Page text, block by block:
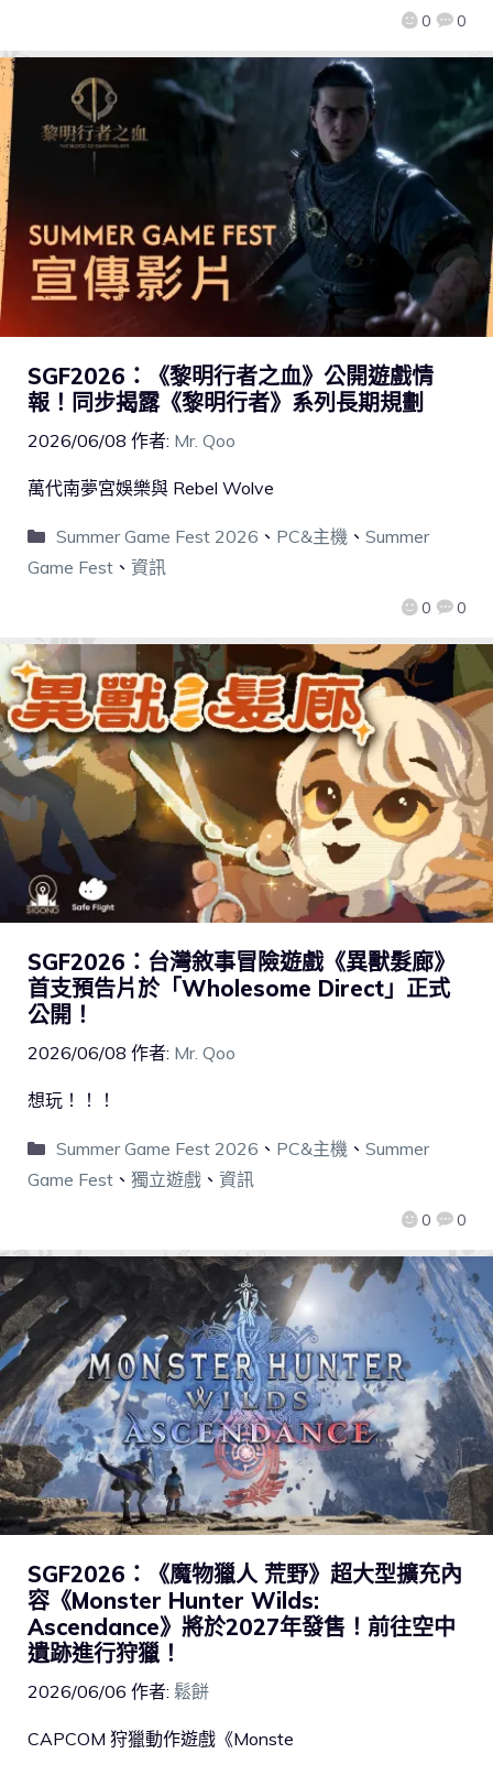
0 0
SGF2026：《黎明行者之血》公開遊戲情
報！同步揭露《黎明行者》系列長期規劃
2026/06/08 作者: Mr. Qoo
0 0
萬代南夢宮娛樂與 Rebel Wolve
Summer Game Fest 2026 、 PC&主機 、 Summer
Game Fest 、 資訊
SGF2026：台灣敘事冒險遊戲《異獸髮廊》
首支預告片於「Wholesome Direct」正式
公開！
2026/06/08 作者: Mr. Qoo
0 0
想玩！！！
Summer Game Fest 2026 、 PC&主機 、 Summer
Game Fest 、 獨立遊戲 、 資訊
SGF2026：《魔物獵人 荒野》超大型擴充內
容《Monster Hunter Wilds:
Ascendance》將於2027年發售！前往空中
遺跡進行狩獵！
2026/06/06 作者: 鬆餅
CAPCOM 狩獵動作遊戲《Monste